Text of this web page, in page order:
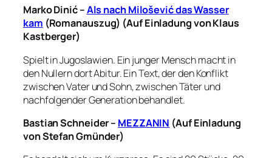
Marko Dinić –Als nach Milošević das Wasser
kam (Romanauszug) (Auf Einladung von Klaus
Kastberger)
Spielt in Jugoslawien. Ein junger Mensch macht in
den Nullern dort Abitur. Ein Text, der den Konflikt
zwischen Vater und Sohn, zwischen Täter und
nachfolgender Generation behandlet.
Bastian Schneider – MEZZANIN (Auf Einladung
von Stefan Gmünder)